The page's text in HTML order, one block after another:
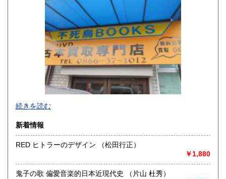
300円 徳島県
300円 愛媛県
300円 福岡県
300円 長崎県
熊本県
宮崎県
沖縄県 300円
不死鳥BOOKSでは、書籍だけでなくCD、DVD、レコード、
ゲーム、おもちゃ、骨董品まであらゆるものの買い取りがで
にお問い合わせください。出張費は、無料です。
沿線名：伯備線・桃太郎線(吉備線)
営業時間：9時から17時
定休日：年中無休
続きを読む
新着情報
RED ヒトラーのデザイン （松田行正）
￥1,880
鬼子の歌 偏愛音楽的日本近現代史 （片山 杜秀）